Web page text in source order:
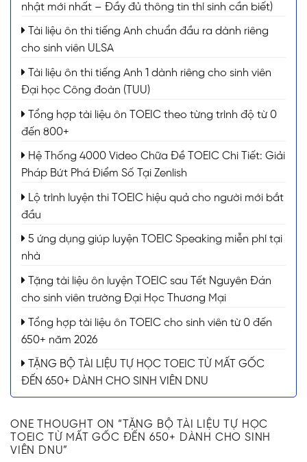
nhật mới nhất – Đầy đủ thông tin thí sinh cần biết)
Tài liệu ôn thi tiếng Anh chuẩn đầu ra dành riêng
cho sinh viên ULSA
Tài liệu ôn thi tiếng Anh 1 dành riêng cho sinh viên
Đại học Công đoàn (TUU)
Tổng hợp tài liệu ôn TOEIC theo từng trình độ từ 0
đến 800+
Hệ Thống 4000 Video Chữa Đề TOEIC Chi Tiết: Giải
Pháp Bứt Phá Điểm Số Tại Zenlish
Lộ trình luyện thi TOEIC hiệu quả cho người mới bắt
đầu
5 ứng dụng giúp luyện TOEIC Speaking miễn phí tại
nhà
Tặng tài liệu ôn luyện TOEIC sau Tết Nguyên Đán
cho sinh viên trường Đại Học Thương Mại
Tổng hợp tài liệu ôn TOEIC cho sinh viên từ 0 đến
650+ năm 2026
TẶNG BỘ TÀI LIỆU TỰ HỌC TOEIC TỪ MẤT GỐC
ĐẾN 650+ DÀNH CHO SINH VIÊN DNU
ONE THOUGHT ON “
TẶNG BỘ TÀI LIỆU TỰ HỌC
TOEIC TỪ MẤT GỐC ĐẾN 650+ DÀNH CHO SINH
VIÊN DNU”